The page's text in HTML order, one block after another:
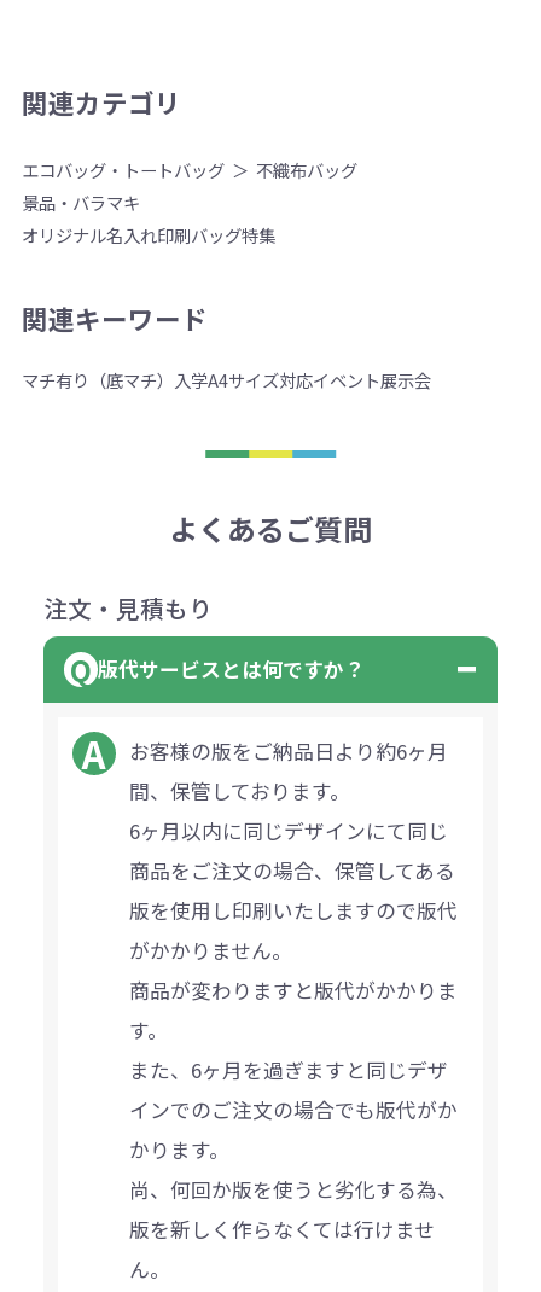
関連カテゴリ
エコバッグ・トートバッグ
不織布バッグ
景品・バラマキ
オリジナル名入れ印刷バッグ特集
関連キーワード
マチ有り（底マチ） 入学A4サイズ対応イベント展示会
よくあるご質問
注文・見積もり
版代サービスとは何ですか？
お客様の版をご納品日より約6ヶ月
間、保管しております。
6ヶ月以内に同じデザインにて同じ
商品をご注文の場合、保管してある
版を使用し印刷いたしますので版代
がかかりません。
商品が変わりますと版代がかかりま
す。
また、6ヶ月を過ぎますと同じデザ
インでのご注文の場合でも版代がか
かります。
尚、何回か版を使うと劣化する為、
版を新しく作らなくては行けませ
ん。